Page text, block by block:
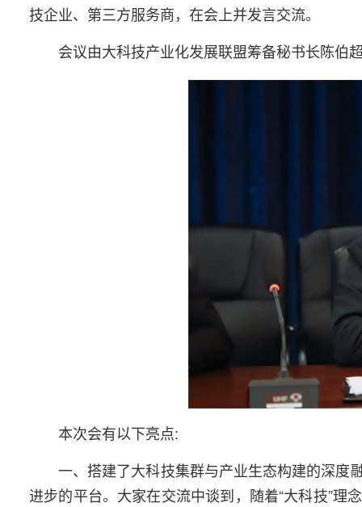
技企业、第三方服务商，在会上并发言交流。
会议由大科技产业化发展联盟筹备秘书长陈伯
本次会有以下亮点:
一、搭建了大科技集群与产业生态构建的深度
进步的平台。大家在交流中谈到，随着“大科技”